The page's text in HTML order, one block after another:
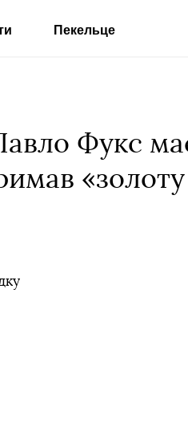
Пекельце
Фукс
«золоту